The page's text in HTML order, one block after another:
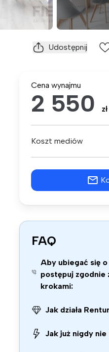
Udostępnij
Cena wynajmu
2 550 zł
Koszt mediów
FAQ
Aby ubiegać się
postępuj zgodnie
krokami:
Jak działa
Jak już nigdy